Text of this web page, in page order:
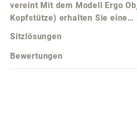
vereint Mit dem Modell Ergo
Kopfstütze) erhalten Sie eine…
Sitzlösungen
Bewertungen